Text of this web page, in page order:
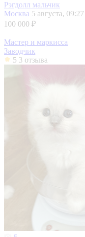
Рэгдолл мальчик
Москва 5 августа, 09:27
100 000 ₽
Мастер и маркисса
Заводчик
5 3 отзыва